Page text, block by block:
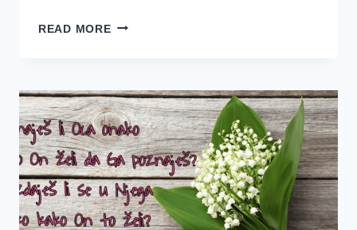
READ MOREVJERA
SLIJEPOG
PROSJAKA